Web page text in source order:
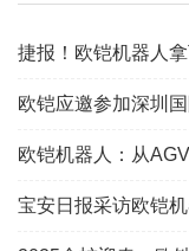
捷报！欧铠机器人
欧铠应邀参加深圳国际
欧铠机器人：从
宝安日报采访欧铠